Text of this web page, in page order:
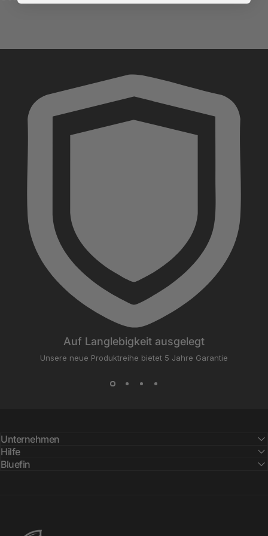
Auf Langlebigkeit ausgelegt
Unsere neue Produktreihe bietet 5 Jahre Garantie
Unternehmen
Hilfe
Bluefin
Bluefin SUP